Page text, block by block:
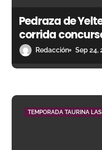
e
n
t
a
Pedraza de
corrida
Gómez del Pilar
Redacción Sep 24,
TEMPORADA TAURINA